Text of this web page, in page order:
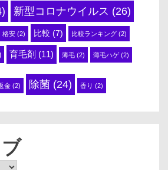
新型コロナウイルス (26)
格安 (2) 比較 (7) 比較ランキング (2)
育毛剤 (11) 薄毛 (2) 薄毛ハゲ(2)
金 (2) 除菌 (24) 香り (2)